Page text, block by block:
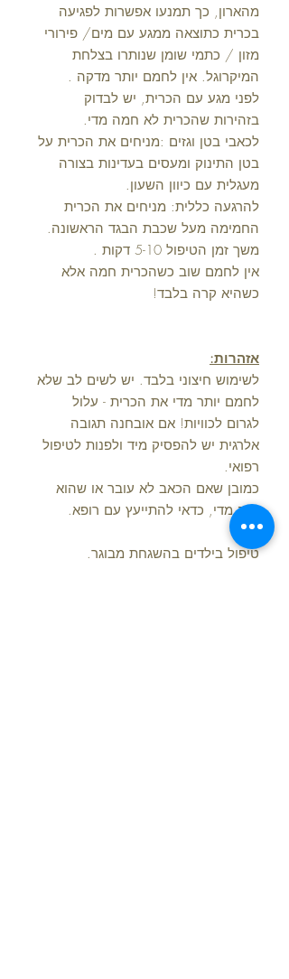
מהארון, כך תמנעו אפשרות לפגיעה
בכרית כתוצאה ממגע עם מים/ פירורי
מזון / כתמי שומן שנותרו בצלחת
המיקרוגל. אין לחמם יותר מדקה .
לפני מגע עם הכרית, יש לבדוק
בזהירות שהכרית לא חמה מדי.
לכאבי בטן וגזים :מניחים את הכרית על
בטן התינוק ומעסים בעדינות בצורה
מעגלית עם כיוון השעון.
להרגעה כללית: מניחים את הכרית
החמימה מעל שכבת הבגד הראשונה.
משך זמן הטיפול 5-10 דקות .
אין לחמם שוב כשהכרית חמה אלא
כשהיא קרה בלבד!
אזהרות:
לשימוש חיצוני בלבד. יש לשים לב שלא
לחמם יותר מדי את הכרית - עלול
לגרום לכוויות! אם אובחנה תגובה
אלרגית יש להפסיק מיד ולפנות לטיפול
רפואי.
כמובן שאם הכאב לא עובר או שהוא
חזק מדי, כדאי להתייעץ עם רופא.
טיפול בילדים בהשגחת מבוגר.